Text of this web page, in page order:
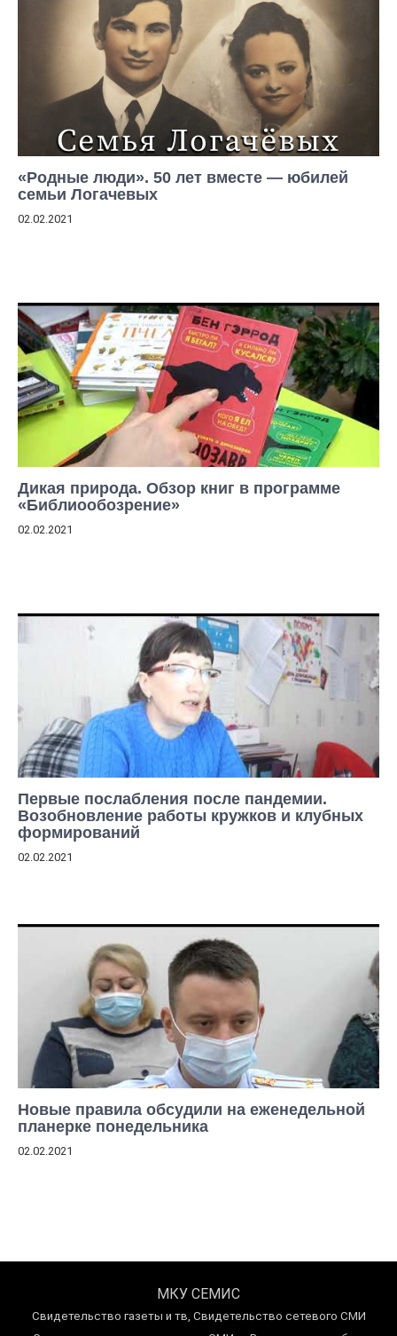
«Родные люди». 50 лет вместе — юбилей
семьи Логачевых
02.02.2021
Дикая природа. Обзор книг в программе
«Библиообозрение»
02.02.2021
Первые послабления после пандемии.
Возобновление работы кружков и клубных
формирований
02.02.2021
Новые правила обсудили на еженедельной
планерке понедельника
02.02.2021
МКУ СЕМИС
Свидетельство газеты и тв, Свидетельство сетевого СМИ